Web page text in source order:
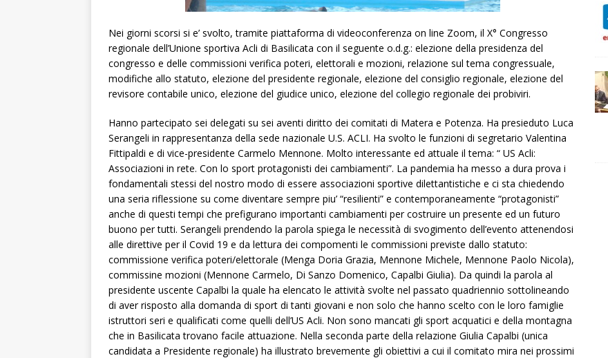
Nei giorni scorsi si e’ svolto, tramite piattaforma di videoconferenza on line Zoom, il X° Congresso
regionale dell’Unione sportiva Acli di Basilicata con il seguente o.d.g.: elezione della presidenza del
congresso e delle commissioni verifica poteri, elettorali e mozioni, relazione sul tema congressuale,
modifiche allo statuto, elezione del presidente regionale, elezione del consiglio regionale, elezione del
revisore contabile unico, elezione del giudice unico, elezione del collegio regionale dei probiviri.
Hanno partecipato sei delegati su sei aventi diritto dei comitati di Matera e Potenza. Ha presieduto Luca
Serangeli in rappresentanza della sede nazionale U.S. ACLI. Ha svolto le funzioni di segretario Valentina
Fittipaldi e di vice-presidente Carmelo Mennone. Molto interessante ed attuale il tema: “ US Acli:
Associazioni in rete. Con lo sport protagonisti dei cambiamenti”. La pandemia ha messo a dura prova i
fondamentali stessi del nostro modo di essere associazioni sportive dilettantistiche e ci sta chiedendo
una seria riflessione su come diventare sempre piu’ “resilienti” e contemporaneamente “protagonisti”
anche di questi tempi che prefigurano importanti cambiamenti per costruire un presente ed un futuro
buono per tutti. Serangeli prendendo la parola spiega le necessità di svogimento dell’evento attenendosi
alle direttive per il Covid 19 e da lettura dei compomenti le commissioni previste dallo statuto:
commissione verifica poteri/elettorale (Menga Doria Grazia, Mennone Michele, Mennone Paolo Nicola),
commissine mozioni (Mennone Carmelo, Di Sanzo Domenico, Capalbi Giulia). Da quindi la parola al
presidente uscente Capalbi la quale ha elencato le attività svolte nel passato quadriennio sottolineando
di aver risposto alla domanda di sport di tanti giovani e non solo che hanno scelto con le loro famiglie
istruttori seri e qualificati come quelli dell’US Acli. Non sono mancati gli sport acquatici e della montagna
che in Basilicata trovano facile attuazione. Nella seconda parte della relazione Giulia Capalbi (unica
candidata a Presidente regionale) ha illustrato brevemente gli obiettivi a cui il comitato mira nei prossimi